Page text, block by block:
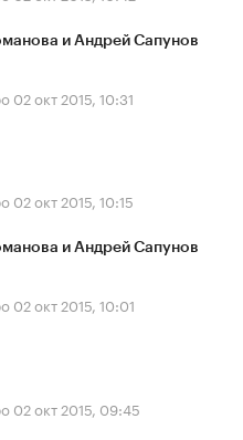
и Андрей Сапунов
02 окт 2015, 10:31
02 окт 2015, 10:15
и Андрей Сапунов
02 окт 2015, 10:01
02 окт 2015, 09:45